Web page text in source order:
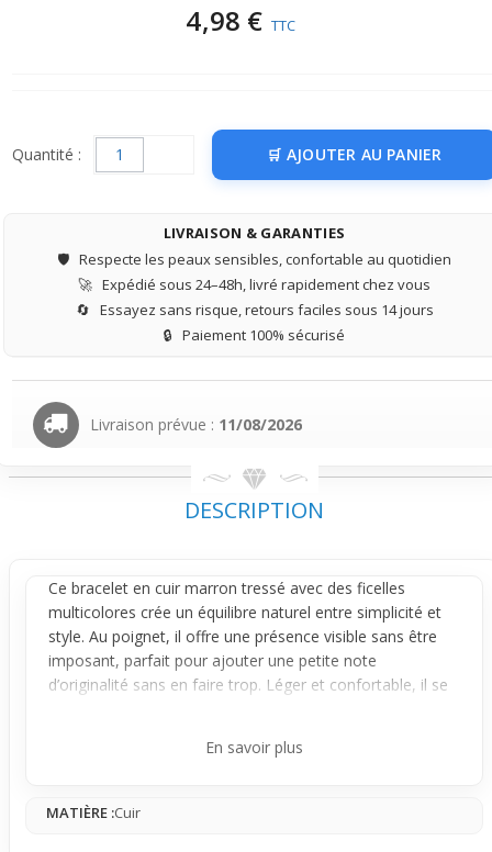
4,98 € TTC
Quantité : AJOUTER AU PANIER
LIVRAISON & GARANTIES
🛡️ Respecte les peaux sensibles, confortable au quotidien
🚀 Expédié sous 24–48h, livré rapidement chez vous
🔄 Essayez sans risque, retours faciles sous 14 jours
🔒 Paiement 100% sécurisé
Livraison prévue : 11/08/2026
DESCRIPTION
Ce bracelet en cuir marron tressé avec des ficelles
multicolores crée un équilibre naturel entre simplicité et
style. Au poignet, il offre une présence visible sans être
imposant, parfait pour ajouter une petite note
d’originalité sans en faire trop. Léger et confortable, il se
base de cuir doux, donnant un mouvement subtil chaque
En savoir plus
MATIÈRE :Cuir